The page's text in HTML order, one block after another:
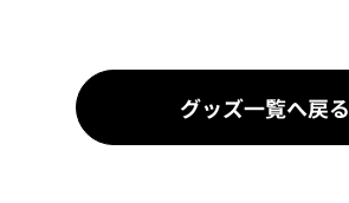
グッズ一覧へ戻る